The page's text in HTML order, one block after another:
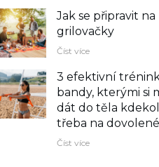
Jak se připravit
grilovačky
Číst více
3 efektivní
bandy, kterými si
dát do těla
třeba na
Číst více